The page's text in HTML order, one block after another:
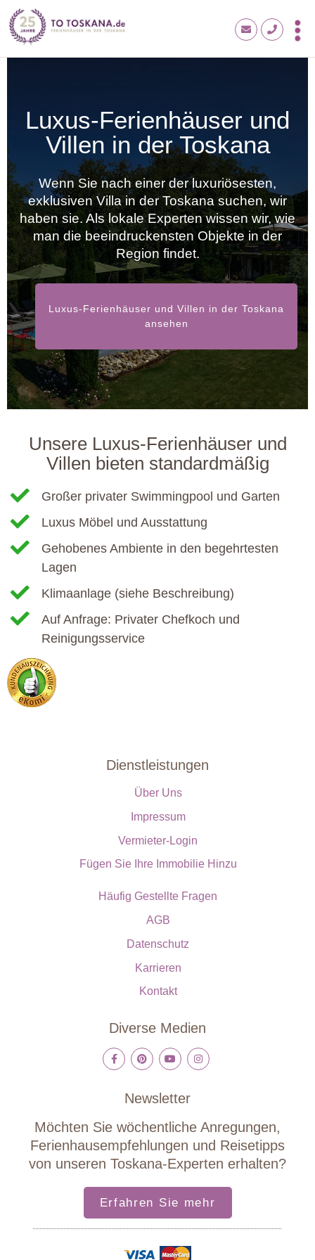
Luxus-Ferienhäuser und
Villen in der Toskana
Wenn Sie nach einer der luxuriösesten,
exklusiven Villa in der Toskana suchen, wir
haben sie. Als lokale Experten wissen wir, wie
man die beeindruckensten Objekte in der
Region findet.
Luxus-Ferienhäuser und Villen in der Toskana
ansehen
Unsere Luxus-Ferienhäuser und
Villen bieten standardmäßig
Großer privater Swimmingpool und Garten
Luxus Möbel und Ausstattung
Gehobenes Ambiente in den begehrtesten
Lagen
Klimaanlage (siehe Beschreibung)
Auf Anfrage: Privater Chefkoch und
Reinigungsservice
Dienstleistungen
Über Uns
Impressum
Vermieter-Login
Fügen Sie Ihre Immobilie Hinzu
Häufig Gestellte Fragen
AGB
Datenschutz
Karrieren
Kontakt
Diverse Medien
Newsletter
Möchten Sie wöchentliche Anregungen,
Ferienhausempfehlungen und Reisetipps
von unseren Toskana-Experten erhalten?
Erfahren Sie mehr